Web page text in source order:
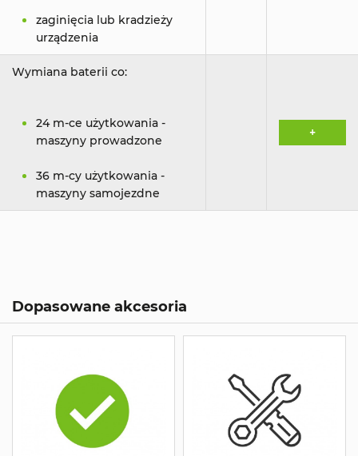
zaginięcia lub kradzieży
urządzenia
Wymiana baterii co:
24 m-ce użytkowania -
maszyny prowadzone
36 m-cy użytkowania -
maszyny samojezdne
+
Dopasowane akcesoria